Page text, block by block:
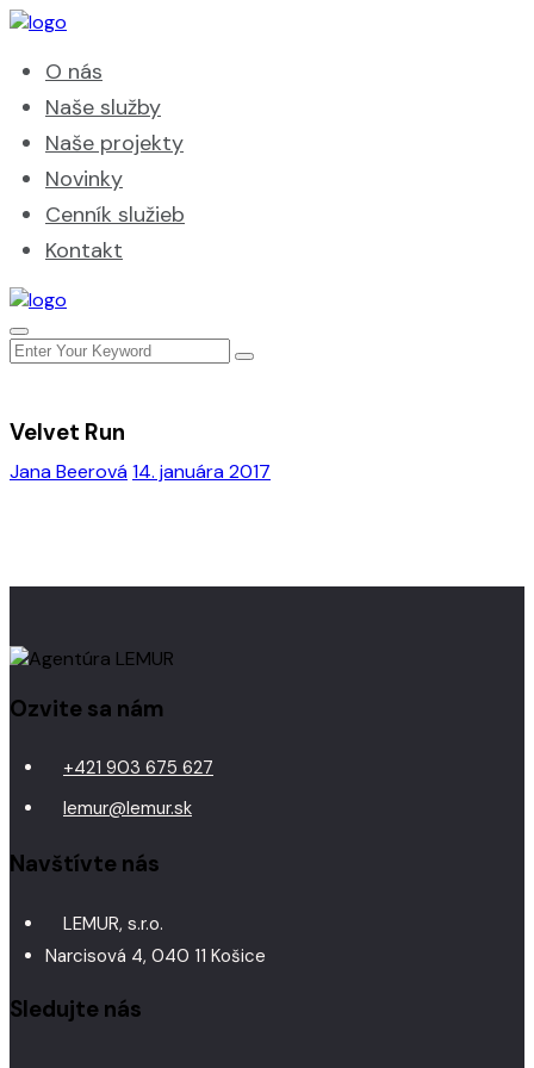
O nás
Naše služby
Naše projekty
Novinky
Cenník služieb
Kontakt
Jana Beerová14. januára 2017
Velvet Run
Ozvite sa nám
+421 903 675 627
lemur@lemur.sk
Navštívte nás
LEMUR, s.r.o.
Narcisová 4, 040 11 Košice
Sledujte nás